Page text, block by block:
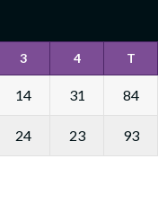
3 4 T
14 31 84
24 23 93